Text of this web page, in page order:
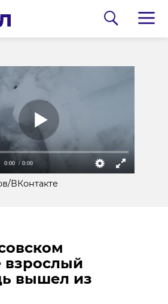
0:00 / 0:00
ВКонтакте
взрослый
вышел из
на трассе
четыре
26 марта, около
километре трассы